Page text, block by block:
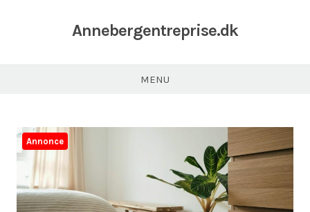
Annebergentreprise.dk
MENU
Annonce